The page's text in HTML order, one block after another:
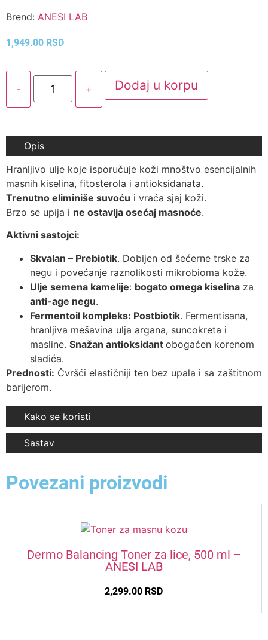
Brend: ANESI LAB
1,949.00 RSD
- + Dodaj u korpu
Opis
Hranljivo ulje koje isporučuje koži mnoštvo esencijalnih
masnih kiselina, fitosterola i antioksidanata.
Trenutno eliminiše suvoću i vraća sjaj koži.
Brzo se upija i ne ostavlja osećaj masnoće.
Aktivni sastojci:
Skvalan – Prebiotik. Dobijen od šećerne trske za
negu i povećanje raznolikosti mikrobioma kože.
Ulje semena kamelije: bogato omega kiselina za
anti-age negu.
Fermentoil kompleks: Postbiotik. Fermentisana,
hranljiva mešavina ulja argana, suncokreta i
masline. Snažan antioksidant obogaćen korenom
sladića.
Prednosti: Čvršći elastičniji ten bez upala i sa zaštitnom
barijerom.
Kako se koristi
Sastav
Povezani proizvodi
Dermo Balancing Toner za lice, 500 ml –
ANESI LAB
2,299.00 RSD